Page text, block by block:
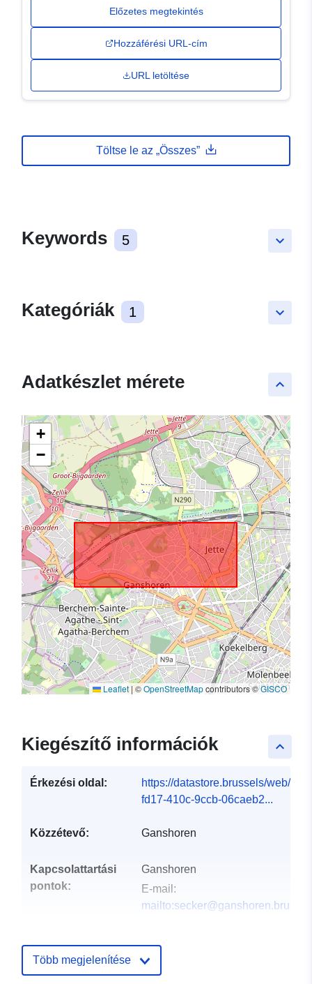
Előzetes megtekintés
Hozzáférési URL-cím
URL letöltése
Töltse le az „Összes”
keyboard_arrow_down
Keywords 5
keyboard_arrow_down
Kategóriák 1
keyboard_arrow_up
Adatkészlet mérete
+
−
Leaflet | ©OpenStreetMapcontributors ©GISCO
keyboard_arrow_up
Kiegészítő információk
Érkezési oldal:
https://datastore.brussels/web/
fd17-410c-9ccb-06caeb2...
Közzétevő: Ganshoren
Kapcsolattartási
pontok:
Ganshoren
E-mail:
nyilvántartás:
28 July 2026
Frissítve: data.europa.eu:
Több megjelenítése